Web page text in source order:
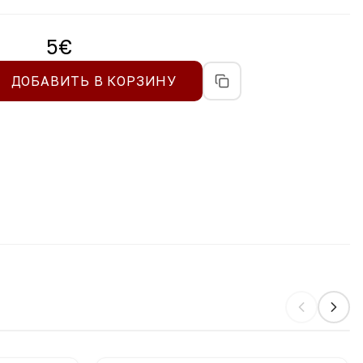
5€
ДОБАВИТЬ В КОРЗИНУ